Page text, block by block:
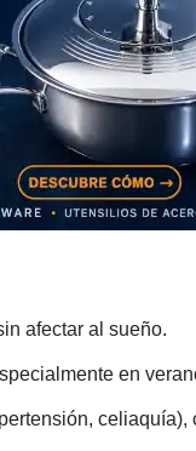
afectar al sueño.
en